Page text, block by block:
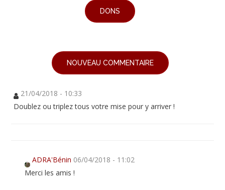
DONS
NOUVEAU COMMENTAIRE
21/04/2018 - 10:33
Doublez ou triplez tous votre mise pour y arriver !
ADRA'Bénin 06/04/2018 - 11:02
Merci les amis !